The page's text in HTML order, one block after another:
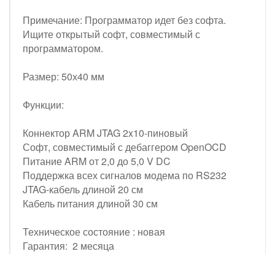
Примечание: Программатор идет без софта.
Ищите открытый софт, совместимый с
программатором.
Размер: 50х40 мм
Функции:
Коннектор ARM JTAG 2x10-пиновый
Софт, совместимый с дебаггером OpenOCD
Питание ARM от 2,0 до 5,0 V DC
Поддержка всех сигналов модема по RS232
JTAG-кабель длиной 20 см
Кабель питания длиной 30 см
Техническое состояние : новая
Гарантия: 2 месяца